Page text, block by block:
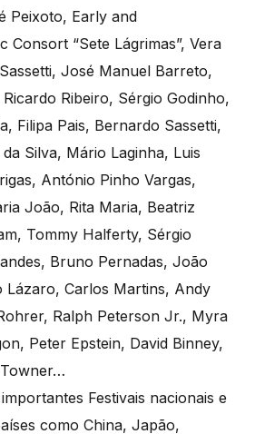
Peixoto, Early and
Consort “Sete Lágrimas”, Vera
José Manuel Barreto,
Ribeiro, Sérgio Godinho,
Filipa Pais, Bernardo Sassetti,
Silva, Mário Laginha, Luis
António Pinho Vargas,
João, Rita Maria, Beatriz
Tommy Halferty, Sérgio
Bruno Pernadas, João
Lázaro, Carlos Martins, Andy
Ralph Peterson Jr., Myra
Peter Epstein, David Binney,
Festivais nacionais e
como China, Japão,